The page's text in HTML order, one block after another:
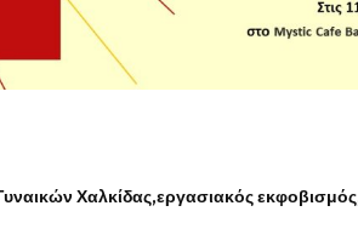
Χαλκίδας εργασιακός εκφοβισμός